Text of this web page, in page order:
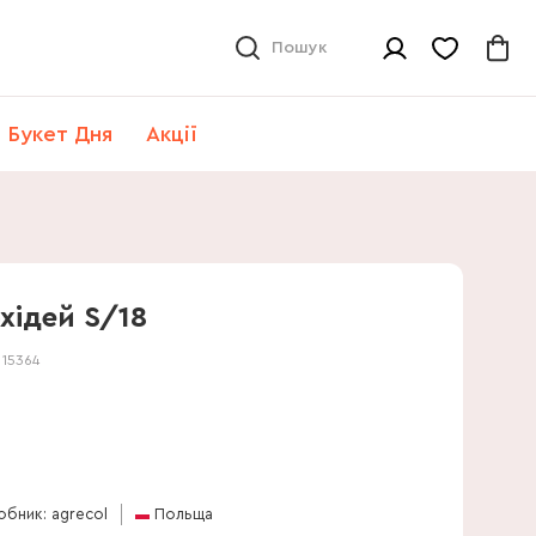
Пошук
Букет Дня Акції
S/18
15364
agrecol Польща